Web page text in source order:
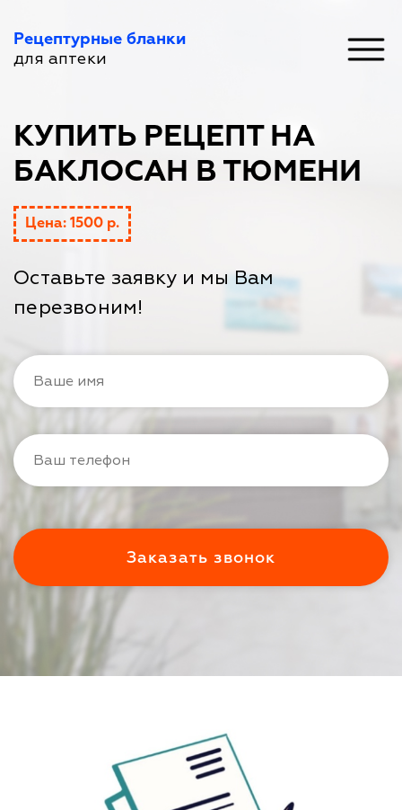
Рецептурные бланки
для аптеки
КУПИТЬ РЕЦЕПТ НА
БАКЛОСАН В ТЮМЕНИ
Цена: 1500 р.
Оставьте заявку и мы Вам
перезвоним!